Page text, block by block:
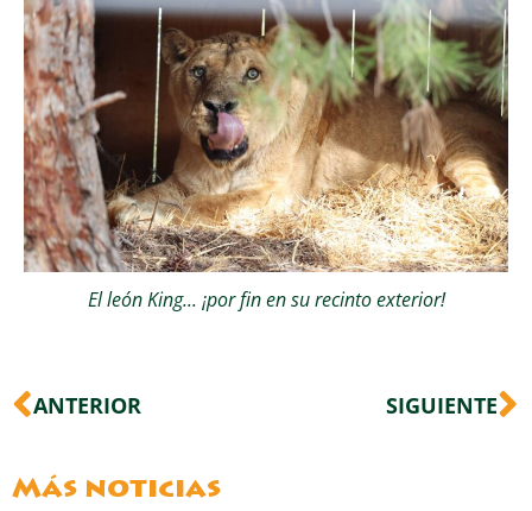
El león King... ¡por fin en su recinto exterior!
Ant
ANTERIOR SIGUIENTE
Más noticias